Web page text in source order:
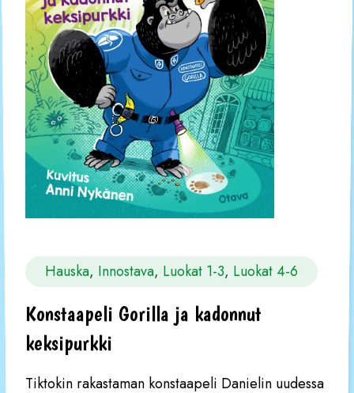
Hauska, Innostava, Luokat 1-3, Luokat 4-6
Konstaapeli Gorilla ja kadonnut
keksipurkki
Tiktokin rakastaman konstaapeli Danielin uudessa